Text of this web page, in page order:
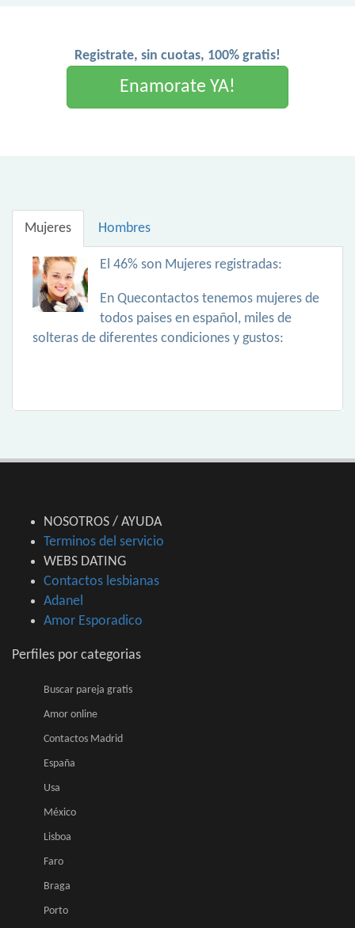
Registrate, sin cuotas, 100% gratis!
Enamorate YA!
Mujeres Hombres
El 46% son Mujeres registradas:
En Quecontactos tenemos mujeres de
todos paises en español, miles de
solteras de diferentes condiciones y gustos:
NOSOTROS / AYUDA
Terminos del servicio
WEBS DATING
Contactos lesbianas
Adanel
Amor Esporadico
Perfiles por categorias
Buscar pareja gratis
Amor online
Contactos Madrid
España
Usa
México
Lisboa
Faro
Braga
Porto